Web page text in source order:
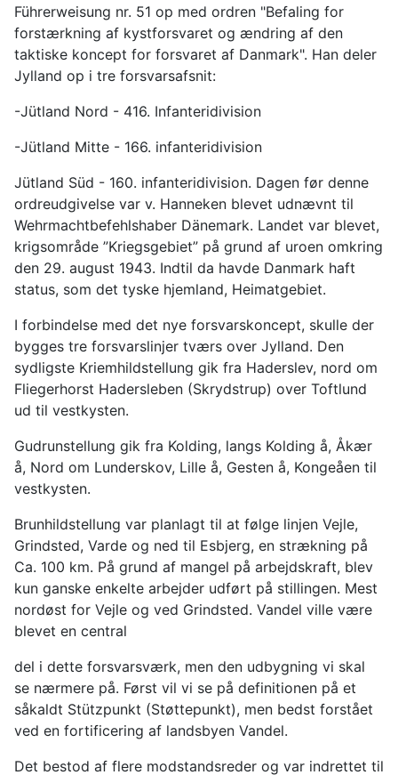
Führerweisung nr. 51 op med ordren "Befaling for
forstærkning af kystforsvaret og ændring af den
taktiske koncept for forsvaret af Danmark". Han deler
Jylland op i tre forsvarsafsnit:
-Jütland Nord - 416. Infanteridivision
-Jütland Mitte - 166. infanteridivision
Jütland Süd - 160. infanteridivision. Dagen før denne
ordreudgivelse var v. Hanneken blevet udnævnt til
Wehrmachtbefehlshaber Dänemark. Landet var blevet,
krigsområde ”Kriegsgebiet” på grund af uroen omkring
den 29. august 1943. Indtil da havde Danmark haft
status, som det tyske hjemland, Heimatgebiet.
I forbindelse med det nye forsvarskoncept, skulle der
bygges tre forsvarslinjer tværs over Jylland. Den
sydligste Kriemhildstellung gik fra Haderslev, nord om
Fliegerhorst Hadersleben (Skrydstrup) over Toftlund
ud til vestkysten.
Gudrunstellung gik fra Kolding, langs Kolding å, Åkær
å, Nord om Lunderskov, Lille å, Gesten å, Kongeåen til
vestkysten.
Brunhildstellung var planlagt til at følge linjen Vejle,
Grindsted, Varde og ned til Esbjerg, en strækning på
Ca. 100 km. På grund af mangel på arbejdskraft, blev
kun ganske enkelte arbejder udført på stillingen. Mest
nordøst for Vejle og ved Grindsted. Vandel ville være
blevet en central
del i dette forsvarsværk, men den udbygning vi skal
se nærmere på. Først vil vi se på definitionen på et
såkaldt Stützpunkt (Støttepunkt), men bedst forstået
ved en fortificering af landsbyen Vandel.
Det bestod af flere modstandsreder og var indrettet til